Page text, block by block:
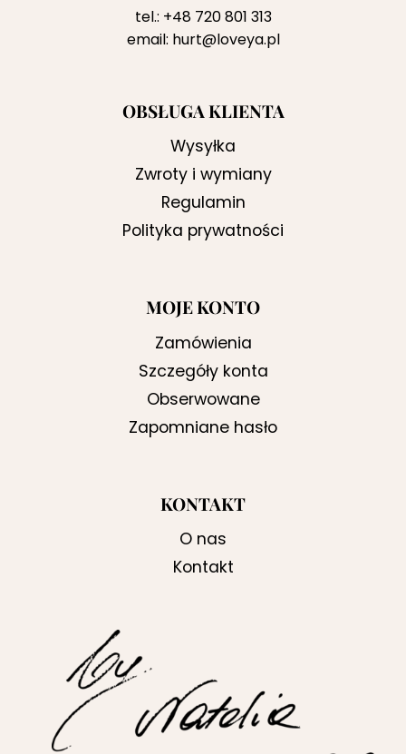
tel.: +48 720 801 313
email: hurt@loveya.pl
OBSŁUGA KLIENTA
Wysyłka
Zwroty i wymiany
Regulamin
Polityka prywatności
MOJE KONTO
Zamówienia
Szczegóły konta
Obserwowane
Zapomniane hasło
KONTAKT
O nas
Kontakt